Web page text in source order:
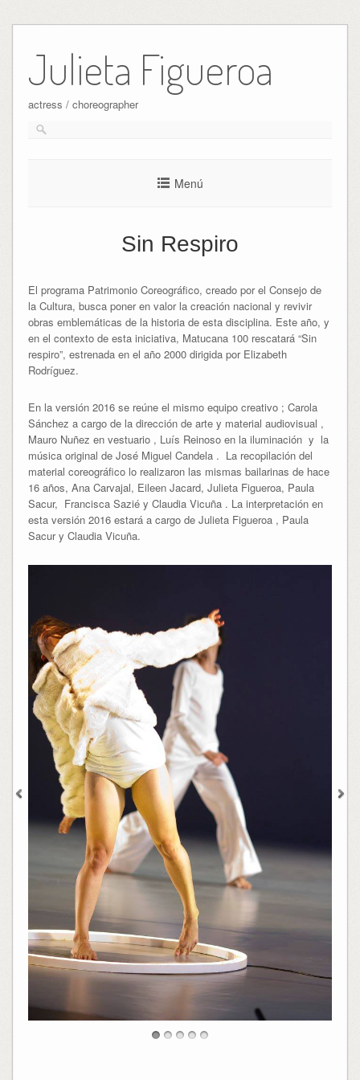
contenido
Julieta Figueroa
actress / choreographer
Menú
Sin Respiro
El programa Patrimonio Coreográfico, creado por el Consejo de
la Cultura, busca poner en valor la creación nacional y revivir
obras emblemáticas de la historia de esta disciplina. Este año, y
en el contexto de esta iniciativa, Matucana 100 rescatará “Sin
respiro”, estrenada en el año 2000 dirigida por Elizabeth
Rodríguez.
En la versión 2016 se reúne el mismo equipo creativo ; Carola
Sánchez a cargo de la dirección de arte y material audiovisual ,
Mauro Nuñez en vestuario , Luís Reinoso en la iluminación y la
música original de José Miguel Candela . La recopilación del
material coreográfico lo realizaron las mismas bailarinas de hace
16 años, Ana Carvajal, Eileen Jacard, Julieta Figueroa, Paula
Sacur, Francisca Sazié y Claudia Vicuña . La interpretación en
esta versión 2016 estará a cargo de Julieta Figueroa , Paula
Sacur y Claudia Vicuña.